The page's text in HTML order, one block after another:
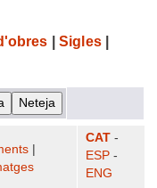
Sigles|
CAT -
ESP -
ENG